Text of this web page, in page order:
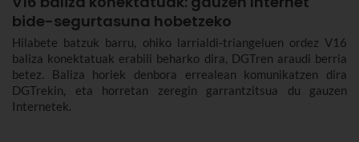
bide-segurtasuna hobetzeko
Hilabete batzuk barru, ohiko larrialdi-triangeluen ordez V16
baliza konektatuak erabili beharko dira, DGTren araudi berria
betez. Baliza horiek denbora errealean komunikatzen dira
DGTrekin, eta horretan zeregin garrantzitsua du gauzen
Internetek.